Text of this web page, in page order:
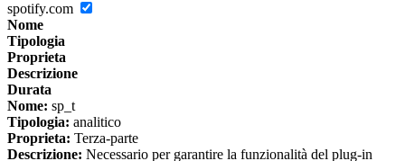
spotify.com
Nome
Tipologia
Proprieta
Descrizione
Durata
Nome: sp_t
Tipologia: analitico
Proprieta: Terza-parte
Descrizione: Necessario per garantire la funzionalità del plug-in